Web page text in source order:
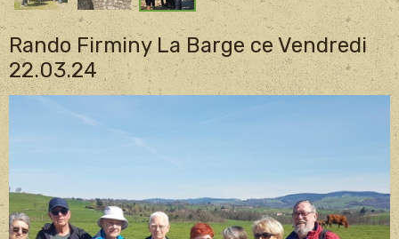
Rando Firminy La Barge ce Vendredi
22.03.24